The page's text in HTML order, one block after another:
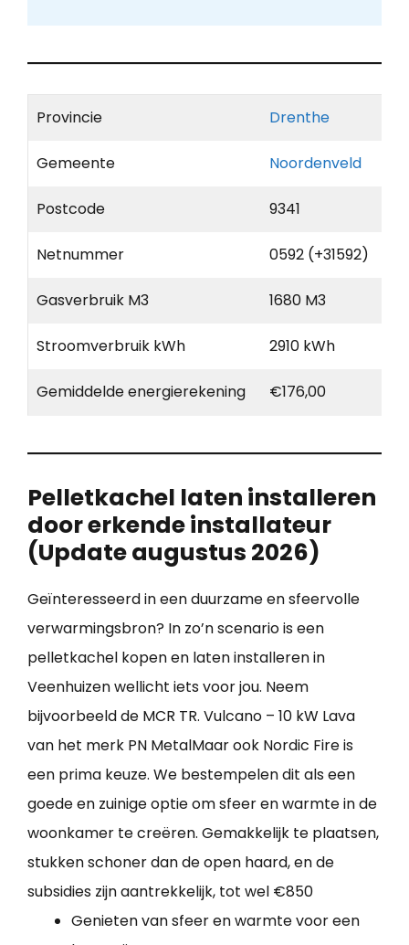
Provincie Drenthe
Gemeente Noordenveld
Postcode 9341
Netnummer 0592 (+31592)
Gasverbruik M3 1680 M3
Stroomverbruik kWh 2910 kWh
Gemiddelde energierekening €176,00
Pelletkachel laten installeren
door erkende installateur
(Update augustus 2026)
Geïnteresseerd in een duurzame en sfeervolle
verwarmingsbron? In zo’n scenario is een
pelletkachel kopen en laten installeren in
Veenhuizen wellicht iets voor jou. Neem
bijvoorbeeld de MCR TR. Vulcano – 10 kW Lava
van het merk PN MetalMaar ook Nordic Fire is
een prima keuze. We bestempelen dit als een
goede en zuinige optie om sfeer en warmte in de
woonkamer te creëren. Gemakkelijk te plaatsen,
stukken schoner dan de open haard, en de
subsidies zijn aantrekkelijk, tot wel €850
Genieten van sfeer en warmte voor een